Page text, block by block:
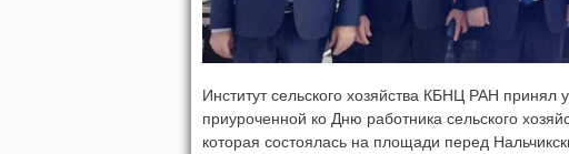
Институт сельского хозяйства КБНЦ РАН
приуроченной ко Дню работника сельского
которая состоялась на площади перед